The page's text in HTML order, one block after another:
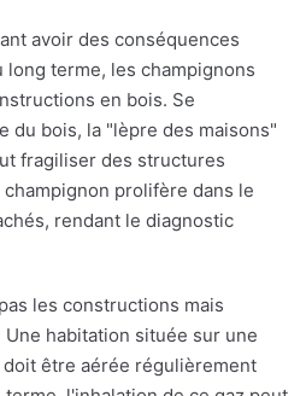
avoir des conséquences
long terme, les champignons
en bois. Se
du bois, la "lèpre des maisons"
fragiliser des structures
prolifère dans le
rendant le diagnostic
les constructions mais
habitation située sur une
être aérée régulièrement